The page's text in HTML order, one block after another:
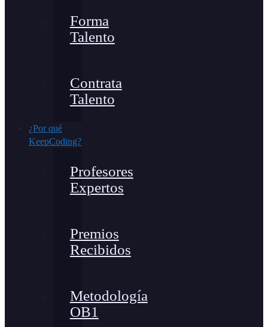
Forma
Talento
Contrata
Talento
¿Por qué
KeepCoding?
Profesores
Expertos
Premios
Recibidos
Metodología
OB1